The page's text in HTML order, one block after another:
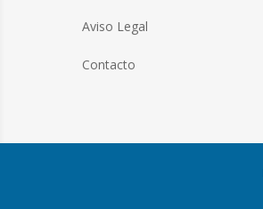
Aviso Legal
Contacto